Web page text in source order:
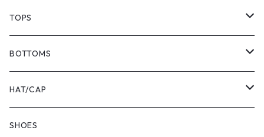
TOPS
T-SHIRTS
SWEAT
SHIRTS
BOTTOMS
SHORTS
PANTS
HAT/CAP
HAT
SHOES